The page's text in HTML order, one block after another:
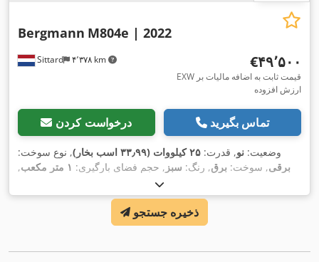
Sittard ۴٬۳۷۸ km
Bergmann M804e | 2022
‎€۴۹٬۵۰۰
EXW قیمت ثابت به اضافه مالیات بر
ارزش افزوده
درخواست کردن تماس بگیرید
وضعیت: نو, قدرت: ۲۵ کیلووات (۳۳٫۹۹ اسب بخار)
, نوع سوخت:
برقی, سوخت: برق, رنگ: سبز , حجم فضای بارگیری: ۱ متر مکعب
,
سال ساخت:
ذخیره جستجو